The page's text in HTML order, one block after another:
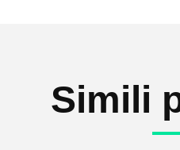
Simili